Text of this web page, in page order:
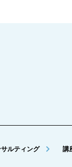
ルティング 講